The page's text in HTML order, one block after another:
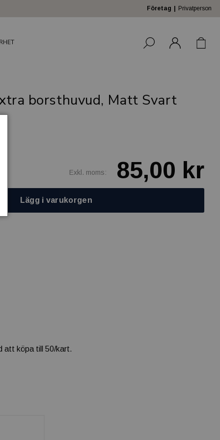
Företag Privatperson
borsthuvud, Matt Svart
Exkl. moms: 85,00 kr
Lägg i varukorgen
att köpa till 50/kart.